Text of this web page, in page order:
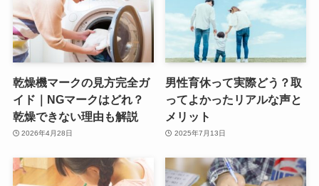
乾燥機マークの見方完全ガ
イド｜NGマークはどれ？
乾燥できない理由も解説
2026年4月28日
男性育休って実際どう？取
ってよかったリアルな声と
メリット
2025年7月13日